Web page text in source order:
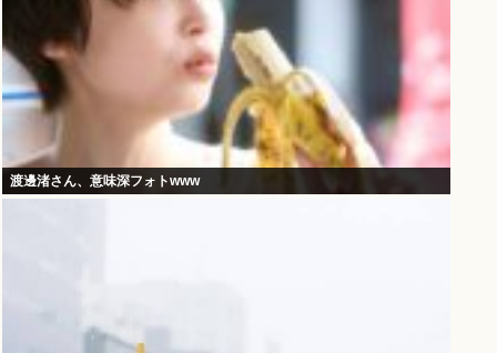
渡邊渚さん、意味深フォトwww